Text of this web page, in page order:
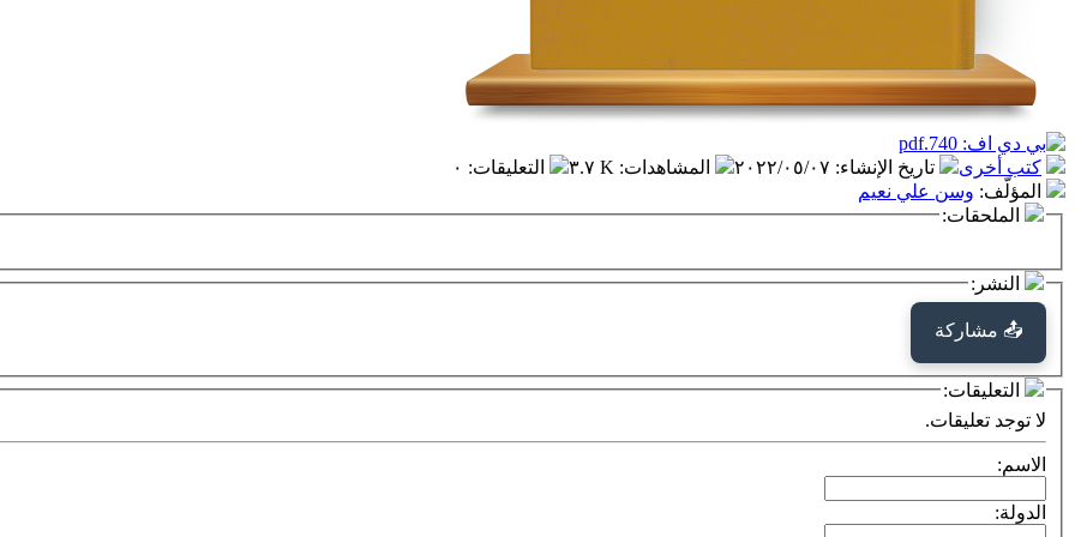
كتب أخرى تاريخ الإنشاء: ٢٠٢٢/٠٥/٠٧ المشاهدات: ٣.٧ K التعليقات: ٠
المؤلّف: وسن علي نعيم
الملحقات:
النشر:
📤 مشاركة
التعليقات:
لا توجد تعليقات.
الاسم:
الدولة: